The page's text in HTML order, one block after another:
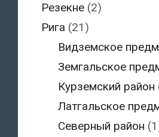
Резекне(2)
Рига (21)
Видземское
Земгальское
Курземский район
Латгальское
Северный район